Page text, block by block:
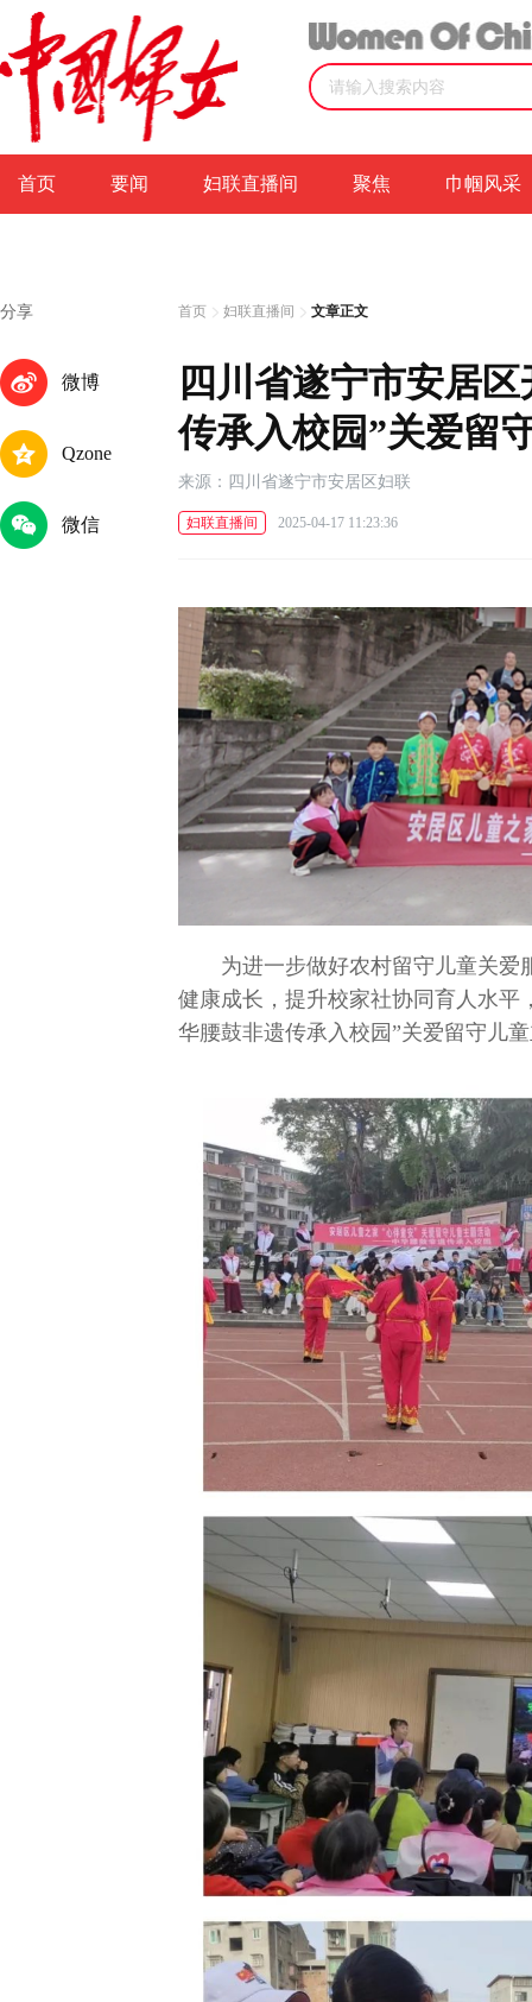
首页 要闻 妇联直播间 聚焦 巾帼风采
分享
微博
Qzone
微信
首页 妇联直播间 文章正文
四川省遂宁市安居
传承入校园”关爱留
来源：四川省遂宁市安居区妇联
妇联直播间 2025-04-17 11:23:36
为进一步做好农村留守儿童关爱
健康成长，提升校家社协同育人水平
华腰鼓非遗传承入校园”关爱留守儿
人大代表金瑞瑞：做绣娘身边的法
王卓伦：战地